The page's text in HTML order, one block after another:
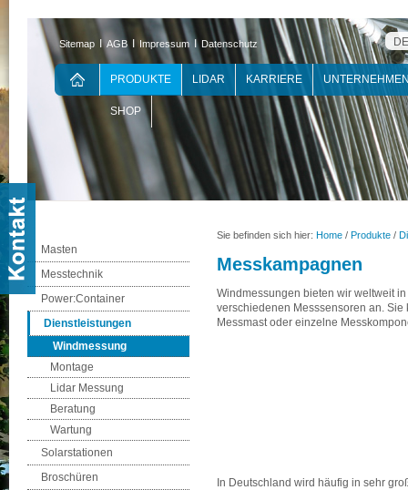
Sitemap AGB Impressum Ι Datenschutz
PRODUKTE LIDAR KARRIERE
SHOP
Masten
Messtechnik
Power:Container
Dienstleistungen
Windmessung
Montage
Lidar Messung
Beratung
Wartung
Solarstationen
Broschüren
Sie befinden sich hier: Home / Produkte /
Messkampagnen
Windmessungen bieten wir weltweit
verschiedenen Messsensoren an.
Messmast oder einzelne
In Deutschland wird häufig in sehr